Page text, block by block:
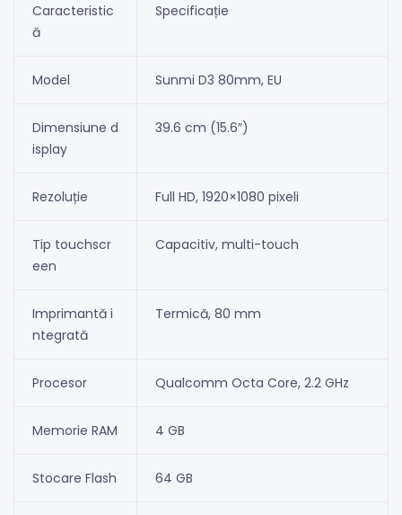
Caracteristic
ă
Specificație
Model Sunmi D3 80mm, EU
Dimensiune d
isplay
39.6 cm (15.6″)
Rezoluție Full HD, 1920×1080 pixeli
Tip touchscr
een
Capacitiv, multi-touch
Imprimantă i
ntegrată
Termică, 80 mm
Procesor Qualcomm Octa Core, 2.2 GHz
Memorie RAM 4 GB
Stocare Flash 64 GB